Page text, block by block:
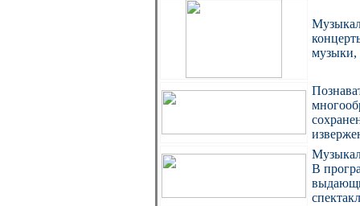
музыки,
В